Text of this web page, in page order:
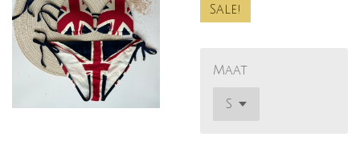
Sale!
Maat